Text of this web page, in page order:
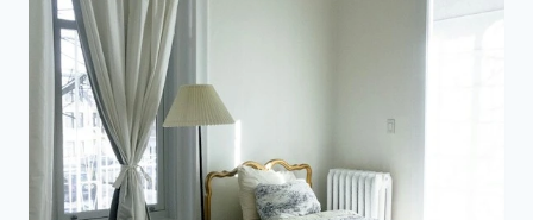
人
抽
出
時
間-
從
今
天
開